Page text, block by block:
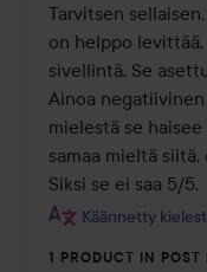
Tarvitsen
on helppo
sivellintä. Se
Ainoa
mielestä se
samaa mieltä
Siksi se ei saa 5/5.
Käännetty
1 PRODUCT IN POST